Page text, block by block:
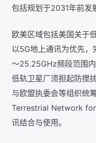
包括规划于2031年前发
欧美区域包括美国关于
以5G地上通讯为优先
～25.25GHz频段范围
低轨卫星厂须担起防搅
与欧盟执委会等组织统
Terrestrial Network for
讯结合与使用。